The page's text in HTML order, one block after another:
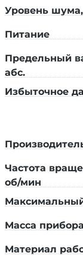
Дисплей:4.3"
Интерфейсы
Узнать
штуцера и
КОМПЛЕКТА
Диапазон
Уровень
Питание
Предельный
абс.
Избыточное
Частота
об/мин
Масса
Материал